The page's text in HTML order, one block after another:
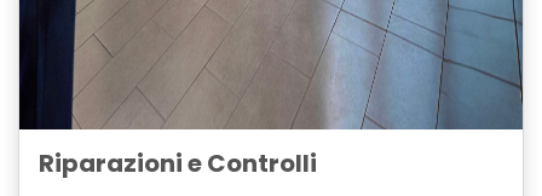
Riparazioni e Controlli